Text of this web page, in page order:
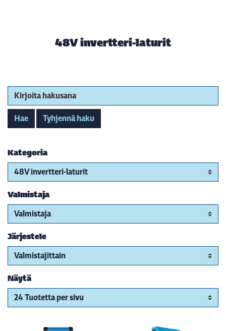
48V invertteri-laturit
Kirjoita hakusana
Hae Tyhjennä haku
Kategoria
Valmistaja
Järjestele
Näytä